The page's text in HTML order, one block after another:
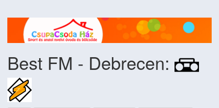
Best FM - Debrecen: